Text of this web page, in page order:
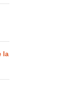
la